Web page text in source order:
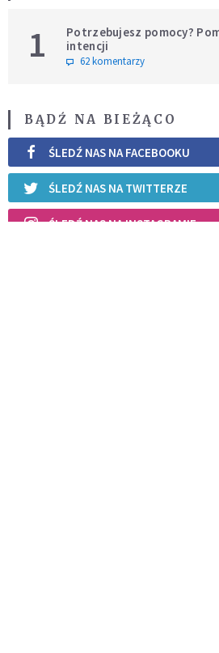
1
Potrzebujesz pomocy?
intencji
62 komentarzy
BĄDŹ NA BIEŻĄCO
ŚLEDŹ NAS NA FACEBOOKU
ŚLEDŹ NAS NA TWITTERZE
ŚLEDŹ NAS NA INSTAGRAMIE